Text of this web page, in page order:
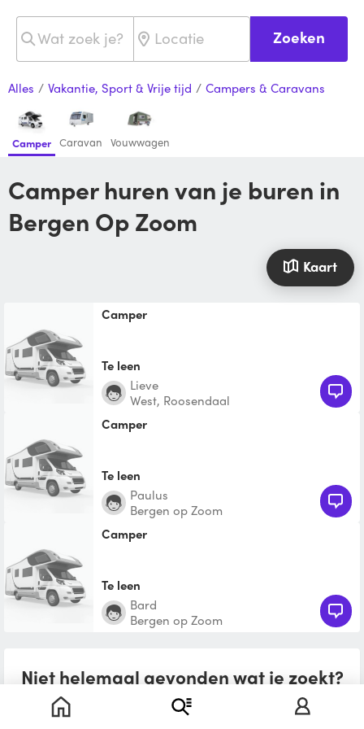
Zoeken
Alles / Vakantie, Sport & Vrije tijd / Campers & Caravans
Camper Caravan Vouwwagen
Camper huren van je buren in
Bergen Op Zoom
Kaart
Camper
Te leen
Lieve
West, Roosendaal
Camper
Te leen
Paulus
Bergen op Zoom
Camper
Te leen
Bard
Bergen op Zoom
Niet helemaal gevonden wat je zoekt?